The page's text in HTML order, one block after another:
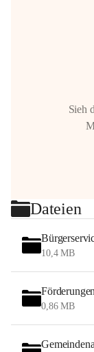
Sieh
Dateien
10,4 MB
Förderungen
0,86 MB